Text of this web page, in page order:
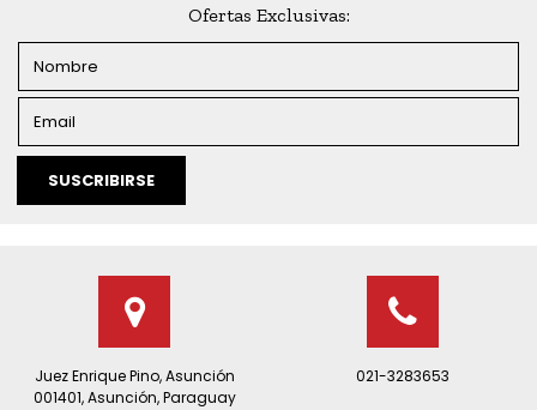
Ofertas Exclusivas:
SUSCRIBIRSE
Juez Enrique Pino, Asunción
001401, Asunción, Paraguay
021-3283653